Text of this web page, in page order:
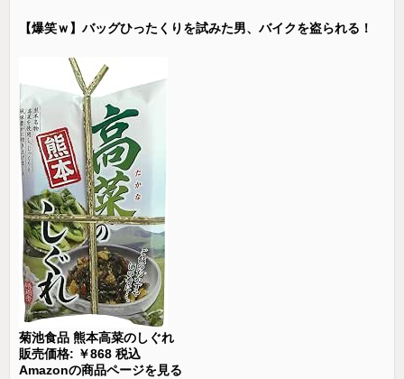
【爆笑ｗ】バッグひったくりを試みた男、バイクを盗られる！
菊池食品 熊本高菜のしぐれ
販売価格: ￥868 税込
Amazonの商品ページを見る